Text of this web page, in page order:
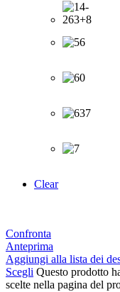
Clear
Confronta
Anteprima
Aggiungi alla lista dei
Scegli Questo prodotto
scelte nella pagina del